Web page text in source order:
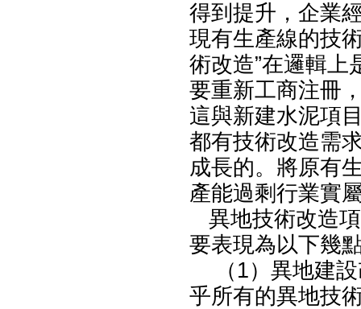
得到提升，企業
現有生產線的技
術改造”在邏輯上
要重新工商注冊
這與新建水泥項
都有技術改造需
成長的。將原有
產能過剩行業實
異地技術改造
要表現為以下幾
（1）異地建設
乎所有的異地技